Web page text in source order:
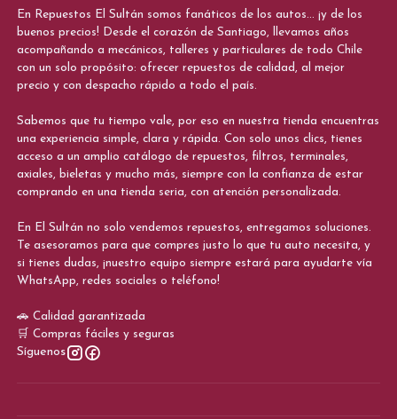
En Repuestos El Sultán somos fanáticos de los autos... ¡y de los
buenos precios! Desde el corazón de Santiago, llevamos años
acompañando a mecánicos, talleres y particulares de todo Chile
con un solo propósito: ofrecer repuestos de calidad, al mejor
precio y con despacho rápido a todo el país.
Sabemos que tu tiempo vale, por eso en nuestra tienda encuentras
una experiencia simple, clara y rápida. Con solo unos clics, tienes
acceso a un amplio catálogo de repuestos, filtros, terminales,
axiales, bieletas y mucho más, siempre con la confianza de estar
comprando en una tienda seria, con atención personalizada.
En El Sultán no solo vendemos repuestos, entregamos soluciones.
Te asesoramos para que compres justo lo que tu auto necesita, y
si tienes dudas, ¡nuestro equipo siempre estará para ayudarte vía
WhatsApp, redes sociales o teléfono!
🚗 Calidad garantizada
🛒 Compras fáciles y seguras
Síguenos